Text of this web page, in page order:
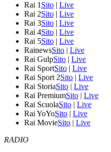
Rai 1 Sito | Live
Rai 2Sito | Live
Rai 3Sito | Live
Rai 4Sito | Live
Rai 5Sito | Live
RainewsSito | Live
Rai GulpSito | Live
Rai SportSito | Live
Rai Sport 2Sito | Live
Rai StoriaSito | Live
Rai PremiumSito | Live
Rai ScuolaSito | Live
Rai YoYoSito | Live
Rai MovieSito | Live
RADIO